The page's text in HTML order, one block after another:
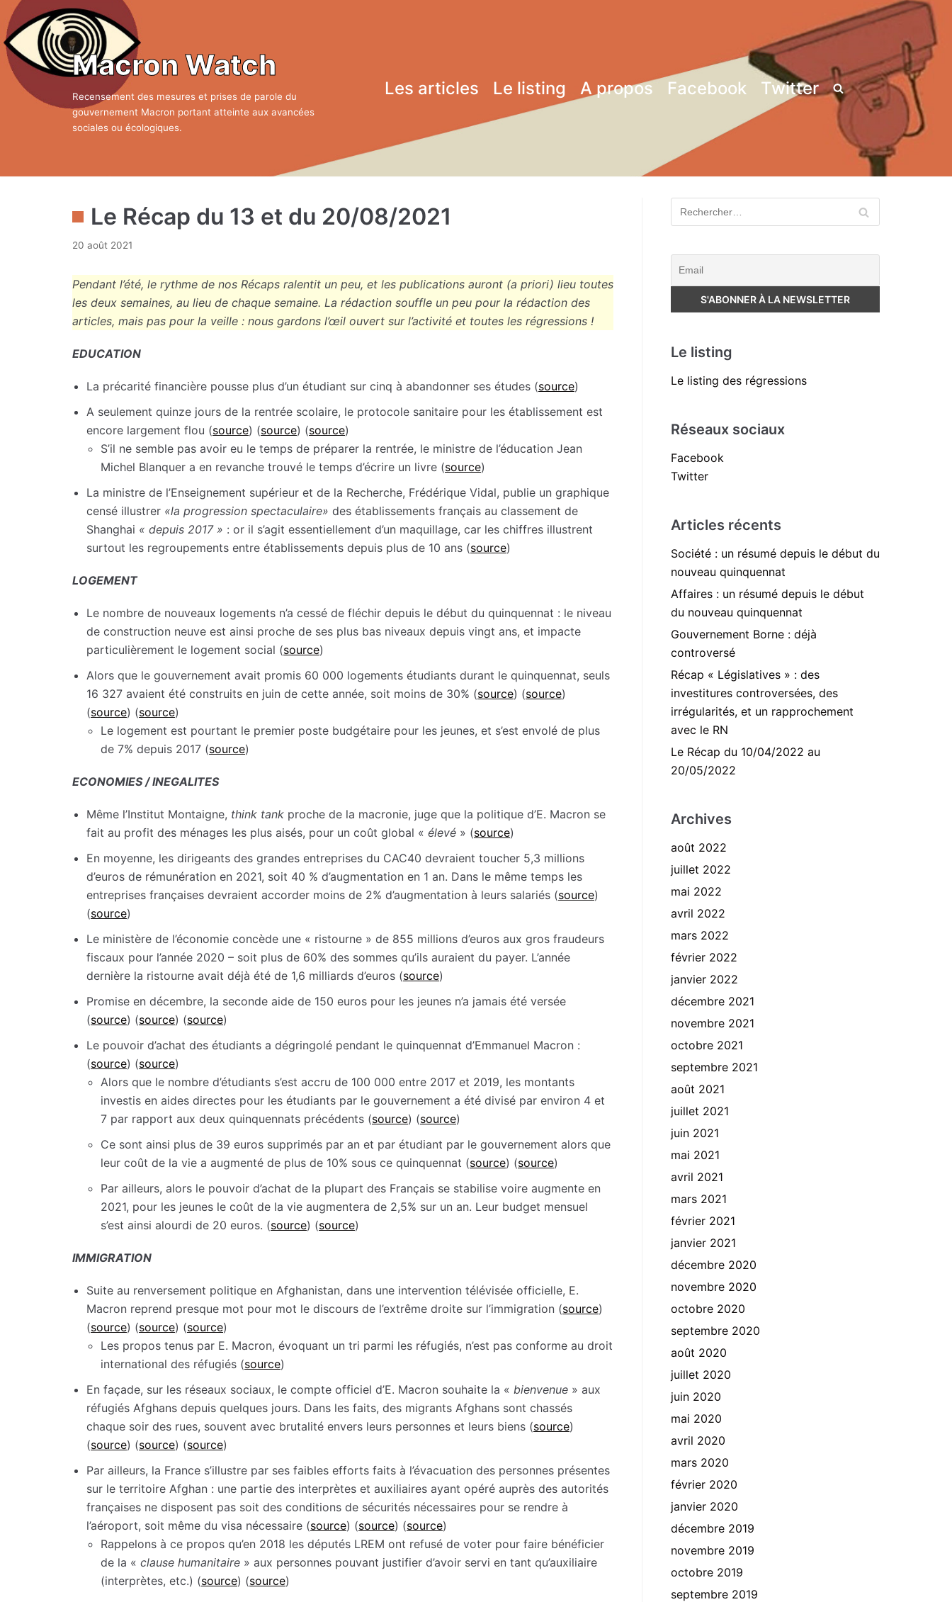
Aller
au
contenu
Macron Watch
Recensement des mesures et prises de parole du
gouvernement Macron portant atteinte aux avancées
sociales ou écologiques.
Les articles Le listing A propos Facebook Twitter
Le Récap du 13 et du 20/08/2021
20 août 2021
Pendant l’été, le rythme de nos Récaps ralentit un peu, et les publications auront (a priori) lieu toutes
les deux semaines, au lieu de chaque semaine. La rédaction souffle un peu pour la rédaction des
articles, mais pas pour la veille : nous gardons l’œil ouvert sur l’activité et toutes les régressions !
EDUCATION
La précarité financière pousse plus d’un étudiant sur cinq à abandonner ses études (source)
A seulement quinze jours de la rentrée scolaire, le protocole sanitaire pour les établissement est
encore largement flou (source) (source) (source)
S’il ne semble pas avoir eu le temps de préparer la rentrée, le ministre de l’éducation Jean
Michel Blanquer a en revanche trouvé le temps d’écrire un livre (source)
La ministre de l’Enseignement supérieur et de la Recherche, Frédérique Vidal, publie un graphique
censé illustrer «la progression spectaculaire» des établissements français au classement de
Shanghai « depuis 2017 » : or il s’agit essentiellement d’un maquillage, car les chiffres illustrent
surtout les regroupements entre établissements depuis plus de 10 ans (source)
LOGEMENT
Le nombre de nouveaux logements n’a cessé de fléchir depuis le début du quinquennat : le niveau
de construction neuve est ainsi proche de ses plus bas niveaux depuis vingt ans, et impacte
particulièrement le logement social (source)
Alors que le gouvernement avait promis 60 000 logements étudiants durant le quinquennat, seuls
16 327 avaient été construits en juin de cette année, soit moins de 30% (source) (source)
(source) (source)
Le logement est pourtant le premier poste budgétaire pour les jeunes, et s’est envolé de plus
de 7% depuis 2017 (source)
ECONOMIES / INEGALITES
Même l’Institut Montaigne, think tank proche de la macronie, juge que la politique d’E. Macron se
fait au profit des ménages les plus aisés, pour un coût global « élevé » (source)
En moyenne, les dirigeants des grandes entreprises du CAC40 devraient toucher 5,3 millions
d’euros de rémunération en 2021, soit 40 % d’augmentation en 1 an. Dans le même temps les
entreprises françaises devraient accorder moins de 2% d’augmentation à leurs salariés (source)
(source)
Le ministère de l’économie concède une « ristourne » de 855 millions d’euros aux gros fraudeurs
fiscaux pour l’année 2020 – soit plus de 60% des sommes qu’ils auraient du payer. L’année
dernière la ristourne avait déjà été de 1,6 milliards d’euros (source)
Promise en décembre, la seconde aide de 150 euros pour les jeunes n’a jamais été versée
(source) (source) (source)
Le pouvoir d’achat des étudiants a dégringolé pendant le quinquennat d’Emmanuel Macron :
(source) (source)
Alors que le nombre d’étudiants s’est accru de 100 000 entre 2017 et 2019, les montants
investis en aides directes pour les étudiants par le gouvernement a été divisé par environ 4 et
7 par rapport aux deux quinquennats précédents (source) (source)
Ce sont ainsi plus de 39 euros supprimés par an et par étudiant par le gouvernement alors que
leur coût de la vie a augmenté de plus de 10% sous ce quinquennat (source) (source)
Par ailleurs, alors le pouvoir d’achat de la plupart des Français se stabilise voire augmente en
2021, pour les jeunes le coût de la vie augmentera de 2,5% sur un an. Leur budget mensuel
s’est ainsi alourdi de 20 euros. (source) (source)
IMMIGRATION
Suite au renversement politique en Afghanistan, dans une intervention télévisée officielle, E.
Macron reprend presque mot pour mot le discours de l’extrême droite sur l’immigration (source)
(source) (source) (source)
Les propos tenus par E. Macron, évoquant un tri parmi les réfugiés, n’est pas conforme au droit
international des réfugiés (source)
En façade, sur les réseaux sociaux, le compte officiel d’E. Macron souhaite la « bienvenue » aux
réfugiés Afghans depuis quelques jours. Dans les faits, des migrants Afghans sont chassés
chaque soir des rues, souvent avec brutalité envers leurs personnes et leurs biens (source)
(source) (source) (source)
Par ailleurs, la France s’illustre par ses faibles efforts faits à l’évacuation des personnes présentes
sur le territoire Afghan : une partie des interprètes et auxiliaires ayant opéré auprès des autorités
françaises ne disposent pas soit des conditions de sécurités nécessaires pour se rendre à
l’aéroport, soit même du visa nécessaire (source) (source) (source)
Rappelons à ce propos qu’en 2018 les députés LREM ont refusé de voter pour faire bénéficier
de la « clause humanitaire » aux personnes pouvant justifier d’avoir servi en tant qu’auxiliaire
(interprètes, etc.) (source) (source)
Le listing
Le listing des régressions
Réseaux sociaux
Facebook
Twitter
Articles récents
Société : un résumé depuis le début du
nouveau quinquennat
Affaires : un résumé depuis le début
du nouveau quinquennat
Gouvernement Borne : déjà
controversé
Récap « Législatives » : des
investitures controversées, des
irrégularités, et un rapprochement
avec le RN
Le Récap du 10/04/2022 au
20/05/2022
Archives
août 2022
juillet 2022
mai 2022
avril 2022
mars 2022
février 2022
janvier 2022
décembre 2021
novembre 2021
octobre 2021
septembre 2021
août 2021
juillet 2021
juin 2021
mai 2021
avril 2021
mars 2021
février 2021
janvier 2021
décembre 2020
novembre 2020
octobre 2020
septembre 2020
août 2020
juillet 2020
juin 2020
mai 2020
avril 2020
mars 2020
février 2020
janvier 2020
décembre 2019
novembre 2019
octobre 2019
septembre 2019